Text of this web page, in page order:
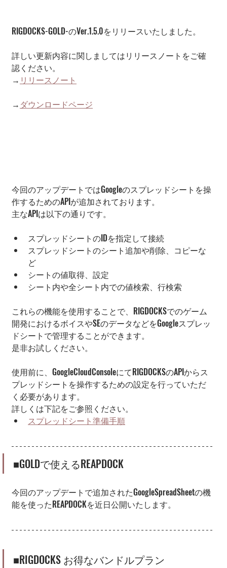
RIGDOCKS-GOLD-のVer.1.5.0をリリースいたしました。
詳しい更新内容に関しましてはリリースノートをご確
認ください。
→ リリースノート
→ ダウンロードページ
今回のアップデートではGoogleのスプレッドシートを操
作するためのAPIが追加されております。
主なAPIは以下の通りです。
スプレッドシートのIDを指定して接続
スプレッドシートのシート追加や削除、コピーな
ど
シートの値取得、設定
シート内や全シート内での値検索、行検索
これらの機能を使用することで、RIGDOCKSでのゲーム
開発におけるボイスやSEのデータなどをGoogleスプレッ
ドシートで管理することができます。
是非お試しください。
使用前に、GoogleCloudConsoleにてRIGDOCKSのAPIからス
プレッドシートを操作するための設定を行っていただ
く必要があります。
詳しくは下記をご参照ください。
スプレッドシート準備手順
■GOLDで使えるREAPDOCK
今回のアップデートで追加されたGoogleSpreadSheetの機
能を使ったREAPDOCKを近日公開いたします。
■RIGDOCKS お得なバンドルプラン